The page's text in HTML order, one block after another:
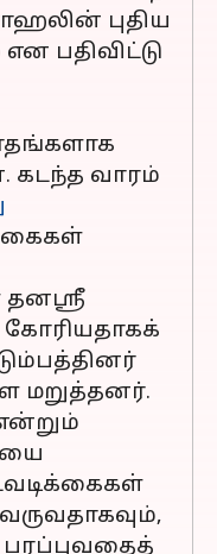
புதிய
பதிவிட்டு
கடந்த வாரம்
தனஸ்ரீ
கோரியதாகக்
மறுத்தனர்.